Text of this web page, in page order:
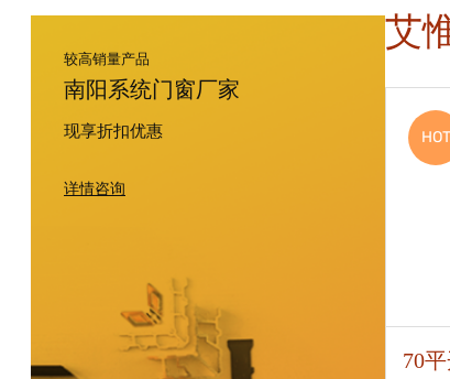
较高销量产品
南阳系统门窗厂家
现享折扣优惠
详情咨询
艾
HOT
88平开窗
HOT
70